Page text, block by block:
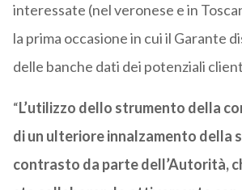
interessate (nel veronese e in
la prima occasione in cui il Garante
delle banche dati dei potenziali
“L’utilizzo dello strumento della
di un ulteriore innalzamento della
contrasto da parte dell’Autorità,